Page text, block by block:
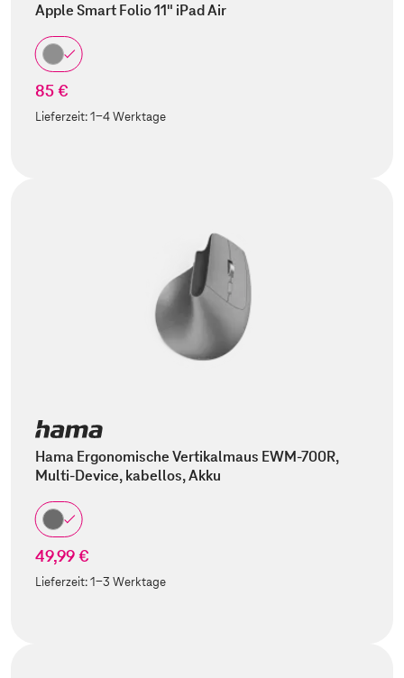
Apple Smart Folio 11" iPad Air
85 €
Lieferzeit:1-4 Werktage
Hama Ergonomische Vertikalmaus EWM-700R,
Multi-Device, kabellos, Akku
49,99 €
Lieferzeit:1-3 Werktage